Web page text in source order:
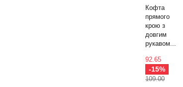
Кофта
прямого
крою з
довгим
рукавом...
92.65
-15%
109.00